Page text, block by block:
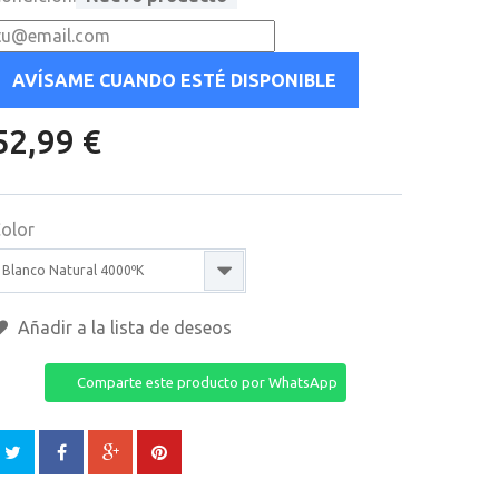
AVÍSAME CUANDO ESTÉ DISPONIBLE
€
Blanco Natural 4000ºK
Añadir a la lista de deseos
Comparte este producto por WhatsApp